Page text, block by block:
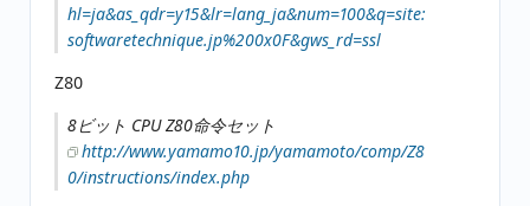
hl=ja&as_qdr=y15&lr=lang_ja&num=100&q=site:
softwaretechnique.jp%200x0F&gws_rd=ssl
Z80
8ビット CPU Z80命令セット
http://www.yamamo10.jp/yamamoto/comp/Z8
0/instructions/index.php